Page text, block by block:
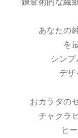
錬金術的な繊
あなたの
を
シン
デザ
おカラダの
チャクラ
ヒ